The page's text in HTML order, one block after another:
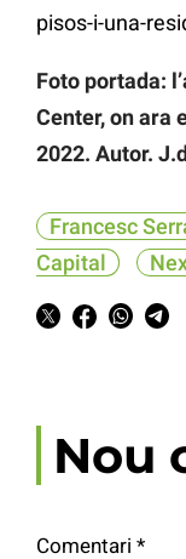
pisos-i-una-
Foto portada:
Center, on ara
2022. Autor.
Francesc
Capital
Nou
Comentari *